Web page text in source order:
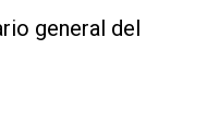
general del